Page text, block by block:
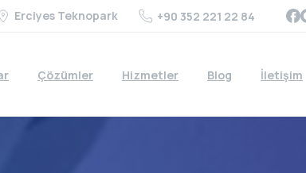
Erciyes Teknopark +90 352 221 22 84
Çözümler Hizmetler Blog İletişim